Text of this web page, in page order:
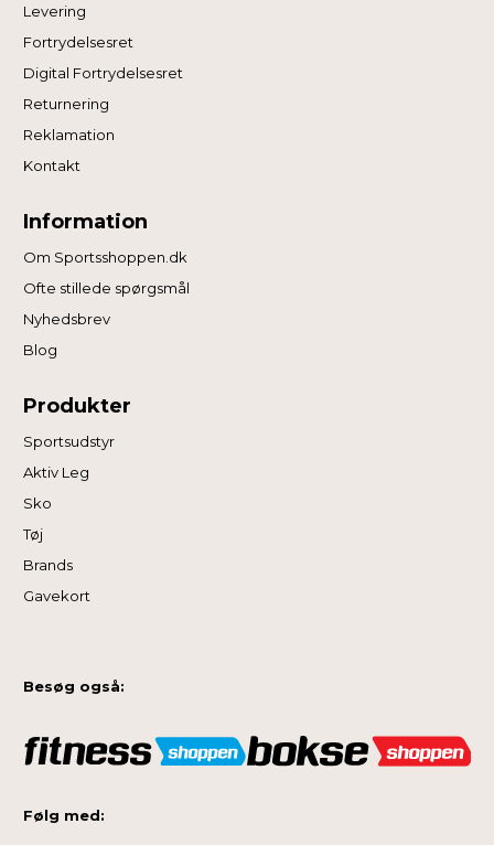
Levering
Fortrydelsesret
Digital Fortrydelsesret
Returnering
Reklamation
Kontakt
Information
Om Sportsshoppen.dk
Ofte stillede spørgsmål
Nyhedsbrev
Blog
Produkter
Sportsudstyr
Aktiv Leg
Sko
Tøj
Brands
Gavekort
Besøg også:
Følg med: